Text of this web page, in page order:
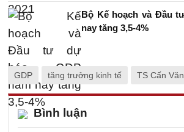
Bộ Kế hoạch và Đầu
nay tăng 3,5-4%
GDP tăng trưởng kinh tế TS Cấn
Bình luận